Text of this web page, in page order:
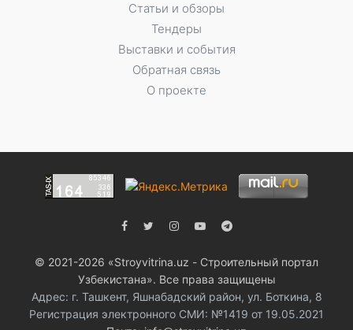
Статьи и обзоры
Тендеры
Выставки и события
Обратная связь
О проекте
© 2021-2026 «Stroyvitrina.uz - Строительный портал
Узбекистана». Все права защищены
Адрес: г. Ташкент, Яшнабадский район, ул. Боткина, 8
Регистрация электронного СМИ: №1419 от 19.05.2021